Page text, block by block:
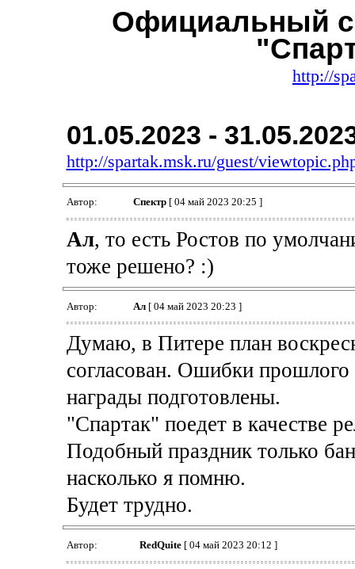
Официальный
http://
01.05.2023 -
http://spartak.msk.ru/guest/
Автор: Спектр[ 04 май 2023 20:25 ]
Ал, то есть Ростов по
тоже решено? :)
Автор: Ал[ 04 май 2023 20:23 ]
Думаю, в Питере план
согласован. Ошибки
награды подготовлены.
"Спартак" поедет в качестве
Подобный праздник только
насколько я помню.
Будет трудно.
Автор: RedQuite[ 04 май 2023 20:12 ]